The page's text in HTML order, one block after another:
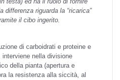
differenza riguarda la “ricarica”
il cibo ingerito.
di carboidrati e proteine e
nella divisione
della pianta (apertura e
la resistenza alla siccità, al